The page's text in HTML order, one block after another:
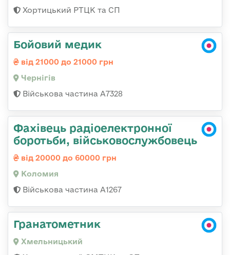
Хортицький РТЦК та СП
Бойовий медик
від 21000 до 21000 грн
Чернігів
Військова частина А7328
Фахівець радіоелектронної
боротьби, військовослужбовець
від 20000 до 60000 грн
Коломия
Військова частина А1267
Гранатометник
Хмельницький